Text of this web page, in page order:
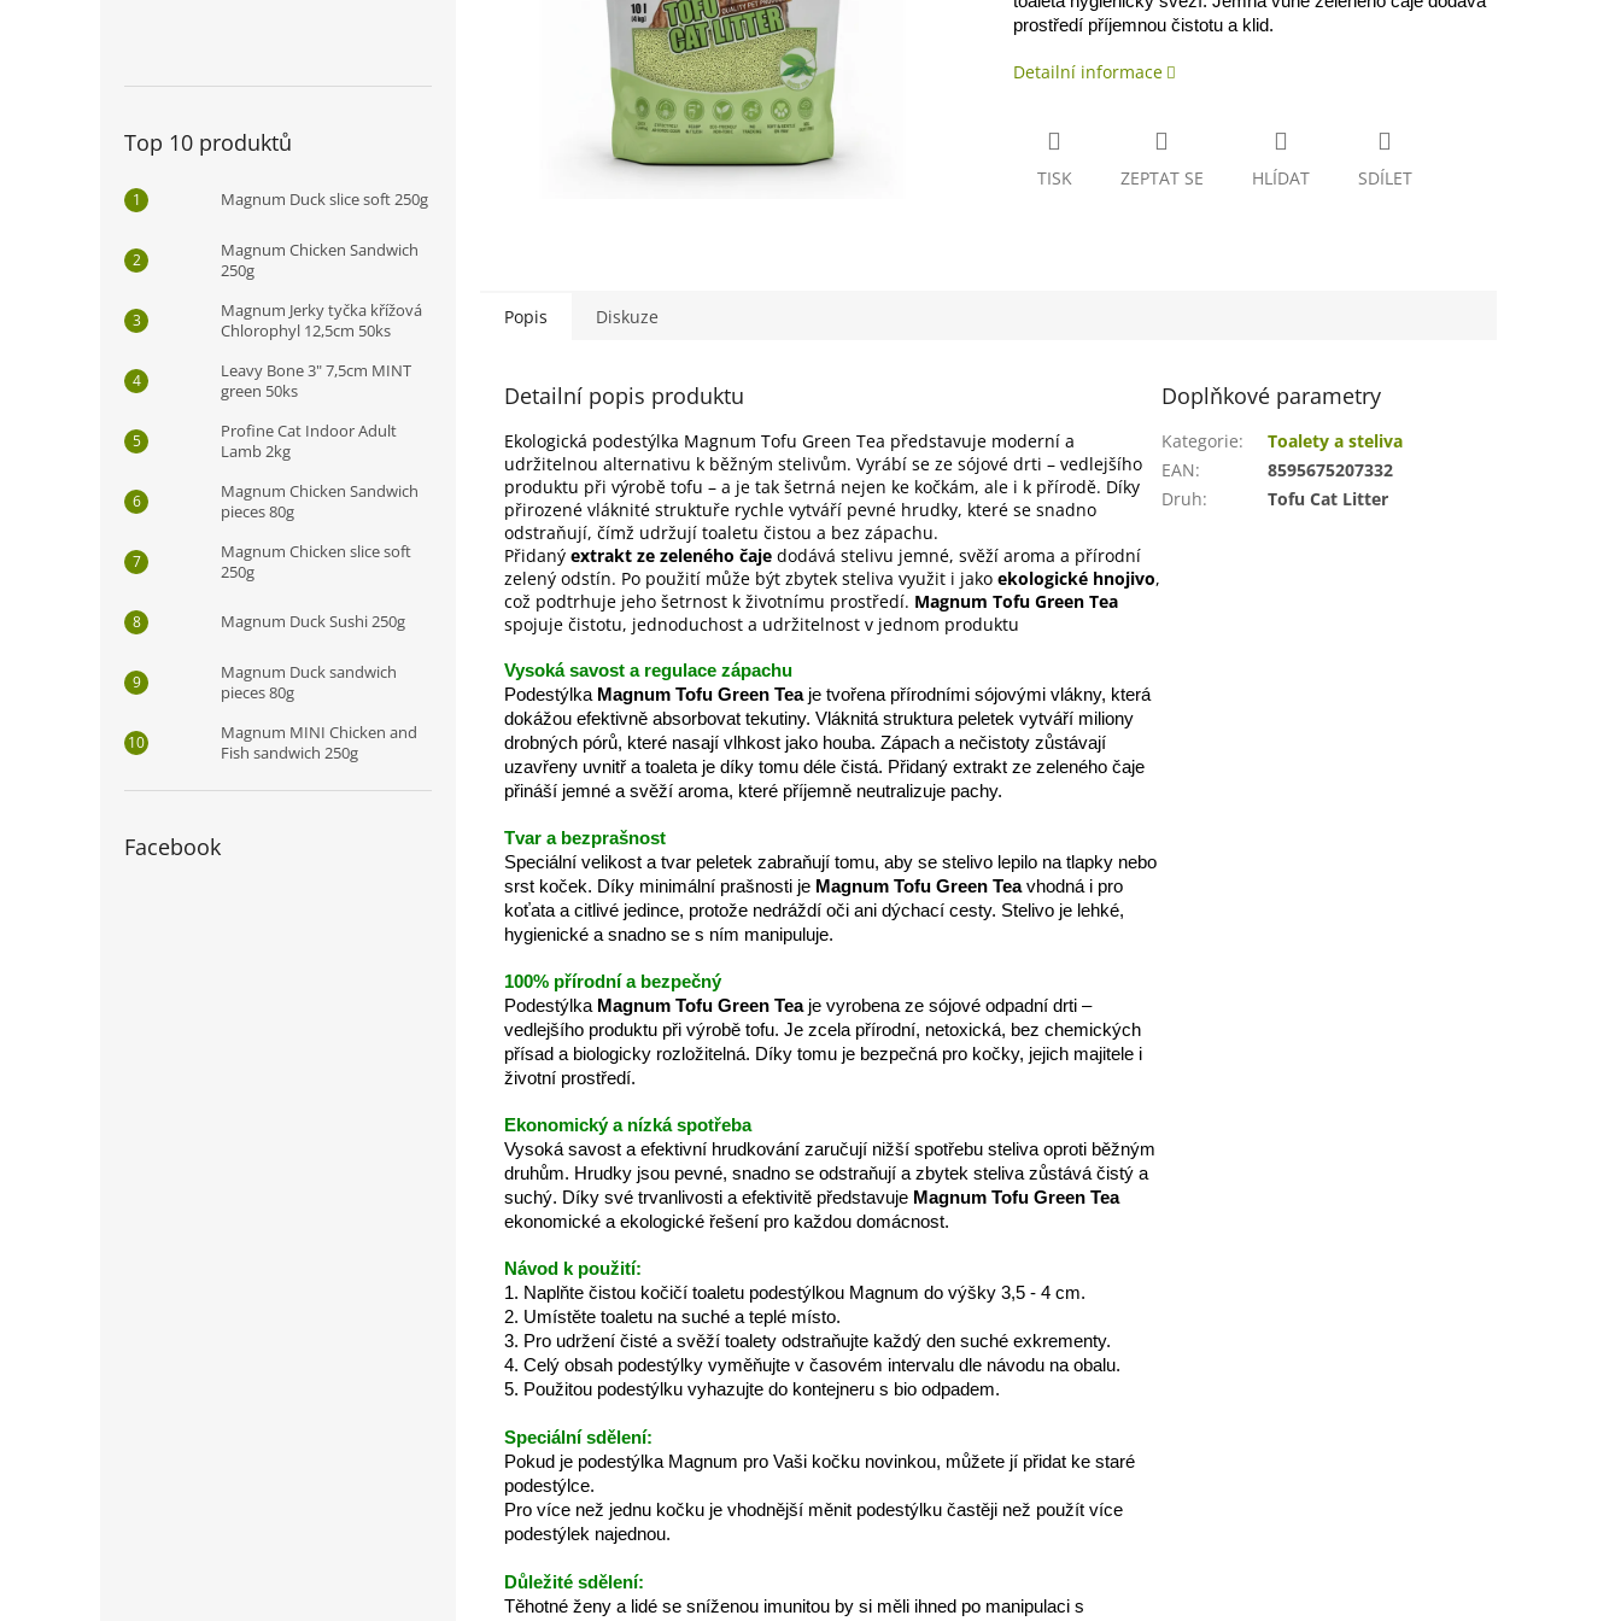
Top 10 produktů
Magnum Duck slice soft 250g
Magnum Chicken Sandwich
250g
Magnum Jerky tyčka křížová
Chlorophyl 12,5cm 50ks
Leavy Bone 3" 7,5cm MINT
green 50ks
Profine Cat Indoor Adult
Lamb 2kg
Magnum Chicken Sandwich
pieces 80g
Magnum Chicken slice soft
250g
Magnum Duck Sushi 250g
Magnum Duck sandwich
pieces 80g
Magnum MINI Chicken and
Fish sandwich 250g
Facebook
prostředí příjemnou čistotu a klid.
Detailní informace
TISK ZEPTAT SE HLÍDAT SDÍLET
Popis Diskuze
Detailní popis produktu
Ekologická podestýlka Magnum Tofu Green Tea představuje moderní a
udržitelnou alternativu k běžným stelivům. Vyrábí se ze sójové drti – vedlejšího
produktu při výrobě tofu – a je tak šetrná nejen ke kočkám, ale i k přírodě. Díky
přirozené vláknité struktuře rychle vytváří pevné hrudky, které se snadno
odstraňují, čímž udržují toaletu čistou a bez zápachu.
Přidaný extrakt ze zeleného čaje dodává stelivu jemné, svěží aroma a přírodní
zelený odstín. Po použití může být zbytek steliva využit i jako ekologické hnojivo,
což podtrhuje jeho šetrnost k životnímu prostředí. Magnum Tofu Green Tea
spojuje čistotu, jednoduchost a udržitelnost v jednom produktu
Vysoká savost a regulace zápachu
Podestýlka Magnum Tofu Green Teaje tvořena přírodními sójovými vlákny, která
dokážou efektivně absorbovat tekutiny. Vláknitá struktura peletek vytváří miliony
drobných pórů, které nasají vlhkost jako houba. Zápach a nečistoty zůstávají
uzavřeny uvnitř a toaleta je díky tomu déle čistá. Přidaný extrakt ze zeleného čaje
přináší jemné a svěží aroma, které příjemně neutralizuje pachy.
Tvar a bezprašnost
Speciální velikost a tvar peletek zabraňují tomu, aby se stelivo lepilo na tlapky nebo
srst koček. Díky minimální prašnosti je Magnum Tofu Green Teavhodná i pro
koťata a citlivé jedince, protože nedráždí oči ani dýchací cesty. Stelivo je lehké,
hygienické a snadno se s ním manipuluje.
100% přírodní a bezpečný
Podestýlka Magnum Tofu Green Teaje vyrobena ze sójové odpadní drti –
vedlejšího produktu při výrobě tofu. Je zcela přírodní, netoxická, bez chemických
přísad a biologicky rozložitelná. Díky tomu je bezpečná pro kočky, jejich majitele i
životní prostředí.
Ekonomický a nízká spotřeba
Vysoká savost a efektivní hrudkování zaručují nižší spotřebu steliva oproti běžným
druhům. Hrudky jsou pevné, snadno se odstraňují a zbytek steliva zůstává čistý a
suchý. Díky své trvanlivosti a efektivitě představuje Magnum Tofu Green Tea
ekonomické a ekologické řešení pro každou domácnost.
Návod k použití:
1. Naplňte čistou kočičí toaletu podestýlkou Magnum do výšky 3,5 - 4 cm.
2. Umístěte toaletu na suché a teplé místo.
3. Pro udržení čisté a svěží toalety odstraňujte každý den suché exkrementy.
4. Celý obsah podestýlky vyměňujte v časovém intervalu dle návodu na obalu.
5. Použitou podestýlku vyhazujte do kontejneru s bio odpadem.
Speciální sdělení:
Pokud je podestýlka Magnum pro Vaši kočku novinkou, můžete jí přidat ke staré
podestýlce.
Pro více než jednu kočku je vhodnější měnit podestýlku častěji než použít více
podestýlek najednou.
Důležité sdělení:
Těhotné ženy a lidé se sníženou imunitou by si měli ihned po manipulaci s
Doplňkové parametry
Kategorie:
Toalety a steliva
EAN:
8595675207332
Druh: Tofu Cat Litter